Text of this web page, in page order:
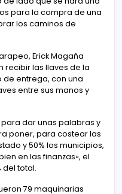
para la compra de una
los caminos de
Erick Magaña
recibir las llaves de la
entrega, con una
entre sus manos y
dar unas palabras y
poner, para costear las
y 50% los municipios,
en las finanzas», el
del total.
79 maquinarias